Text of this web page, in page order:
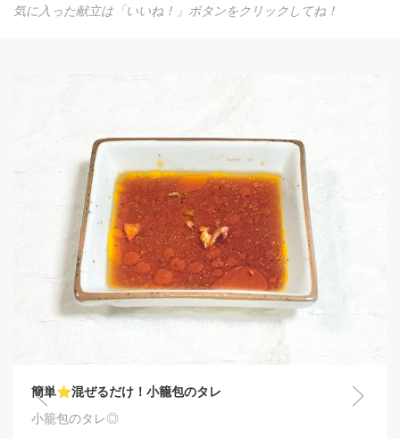
気に入った献立は「いいね！」ボタンをクリックしてね！
簡単⭐混ぜるだけ！小籠包のタレ
小籠包のタレ◎